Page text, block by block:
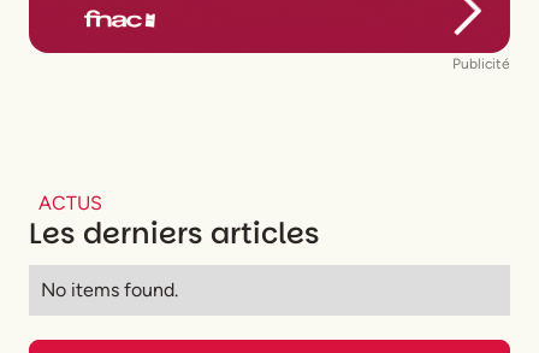
Publicité
ACTUS
Les derniers articles
No items found.